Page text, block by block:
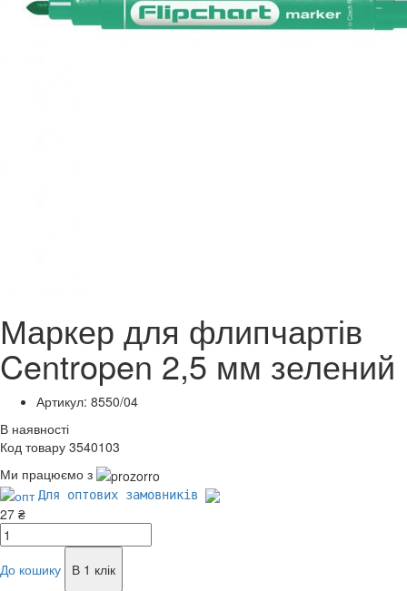
Маркер для флипчартів
Centropen 2,5 мм зелений
Артикул: 8550/04
В наявності
Код товару 3540103
Ми працюємо з
Для оптових замовників
27 ₴
До кошику
В 1 клік